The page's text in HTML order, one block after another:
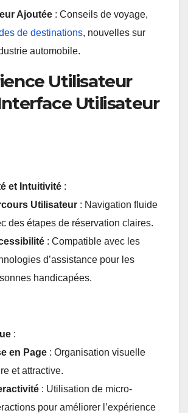
Ajoutée : Conseils de voyage,
de destinations, nouvelles sur
automobile.
Utilisateur
Utilisateur
et Intuitivité :
Utilisateur : Navigation fluide
des étapes de réservation claires.
: Compatible avec les
d’assistance pour les
handicapées.
:
en Page : Organisation visuelle
et attractive.
: Utilisation de micro-
pour améliorer l’expérience